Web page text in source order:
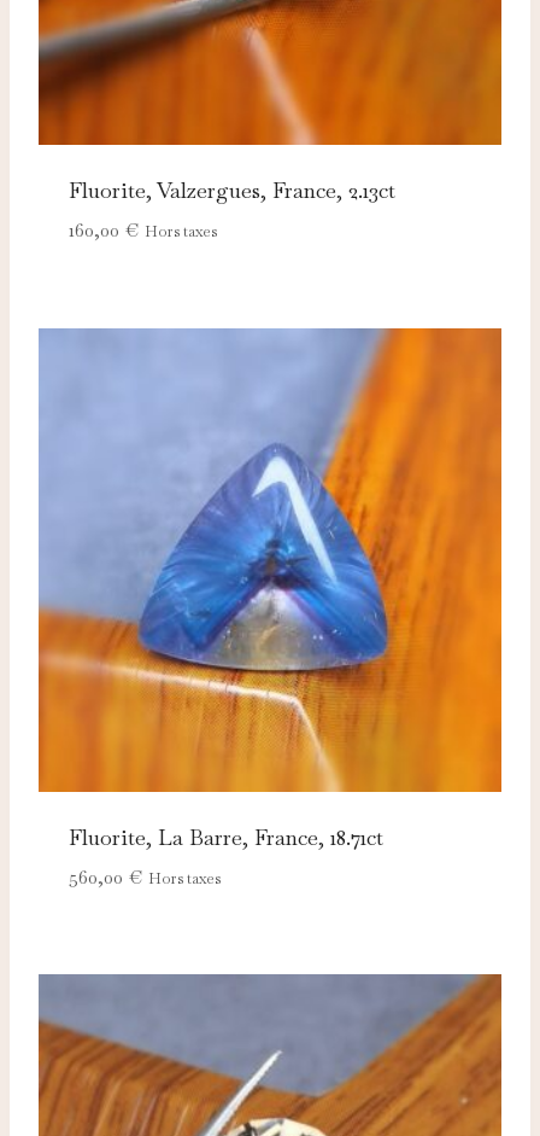
Fluorite, Valzergues, France, 2.13ct
160,00 € Hors taxes
Fluorite, La Barre, France, 18.71ct
560,00 € Hors taxes
Ces cookies sont indispensables au bon fonctionnement
Ces cookies nous permettent de mesurer l'audience et
d'améliorer nos contenus (Google Analytics, Matomo…).
Ces cookies servent à vous proposer des publicités
adaptées à vos centres d'intérêt.